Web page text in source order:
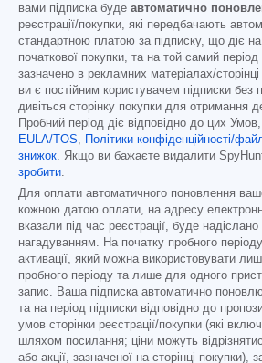
вами підписка буде автоматично
реєстрації/покупки, які передбачають
стандартною платою за підписку, що діє
початкової покупки, та на той самий період
зазначено в рекламних матеріалах/
ви є постійним користувачем підписки без
дивіться сторінку покупки для отримання
Пробний період діє відповідно до цих
EULA/TOS, Політики конфіденційності/
знижок. Якщо ви бажаєте видалити
зробити.
Для оплати автоматичного поновлення
кожною датою оплати, на адресу
вказали під час реєстрації, буде
нагадуванням. На початку пробного
активації, який можна використовувати
пробного періоду та лише для одного
запис. Ваша підписка автоматично
та на період підписки відповідно до
умов сторінки реєстрації/покупки (які
шляхом посилання; ціни можуть
або акції, зазначеної на сторінці